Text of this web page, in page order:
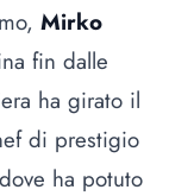
Mirko
fin dalle
ha girato il
di prestigio
ha potuto